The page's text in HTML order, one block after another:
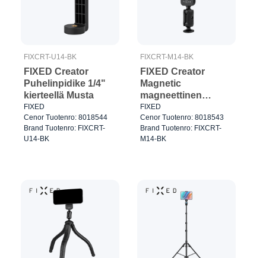
FIXCRT-U14-BK
FIXED Creator
Puhelinpidike 1/4"
kierteellä Musta
FIXED
Cenor Tuotenro: 8018544
Brand Tuotenro: FIXCRT-
U14-BK
FIXCRT-M14-BK
FIXED Creator
Magnetic
magneettinen
puhelimen pidike
MagSafe-tuella
Musta
FIXED
Cenor Tuotenro: 8018543
Brand Tuotenro: FIXCRT-
M14-BK